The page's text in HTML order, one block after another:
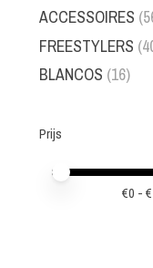
ACCESSOIRES
FREESTYLERS
BLANCOS (16)
Prijs
Minimale
Price maximum
€0 - €